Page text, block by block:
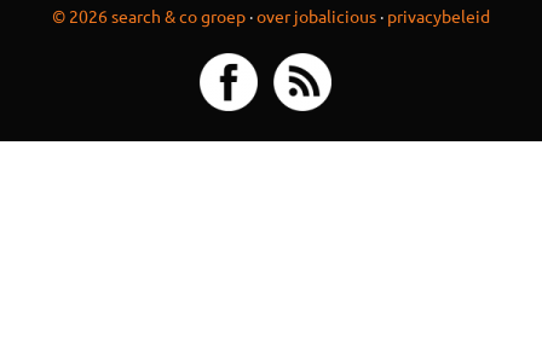
© 2026 search & co groep ·over jobalicious · privacybeleid